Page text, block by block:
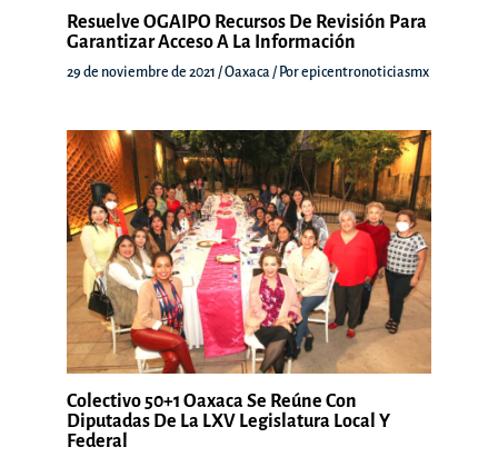
Resuelve OGAIPO Recursos De Revisión Para
Garantizar Acceso A La Información
29 de noviembre de 2021 /Oaxaca / Porepicentronoticiasmx
Colectivo 50+1 Oaxaca Se Reúne Con
Diputadas De La LXV Legislatura Local Y
Federal